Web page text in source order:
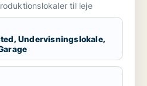
til leje
Undervisningslokale,